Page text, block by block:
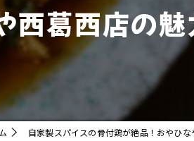
四国料理
宴会
西葛西店の魅
自家製スパイスの骨付鶏が絶品！おやひな